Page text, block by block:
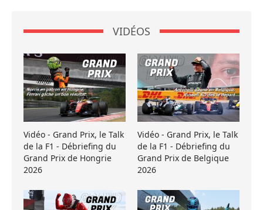
VIDÉOS
Vidéo - Grand Prix, le Talk
de la F1 - Débriefing du
Grand Prix de Hongrie
2026
Vidéo - Grand Prix, le Talk
de la F1 - Débriefing du
Grand Prix de Belgique
2026